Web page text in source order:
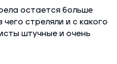
остается больше
стреляли и с какого
штучные и очень